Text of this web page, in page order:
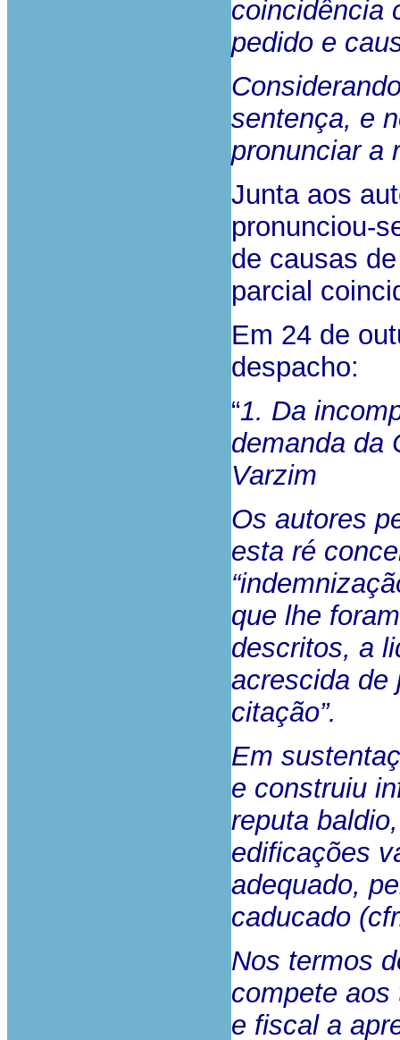
coincidência
pedido e
sentença, e
pronunciar a
Junta aos
pronunciou-
de causas
parcial
Em 24 de
despacho:
“1. Da
demanda da
Varzim
Os autores
esta ré
que lhe
descritos, a
acrescida de
citação”.
Em
e construiu
reputa
edificações
adequado,
caducado
Nos termos
compete
e fiscal a